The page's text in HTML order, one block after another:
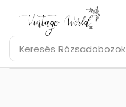
Keresés Rózsadobozok